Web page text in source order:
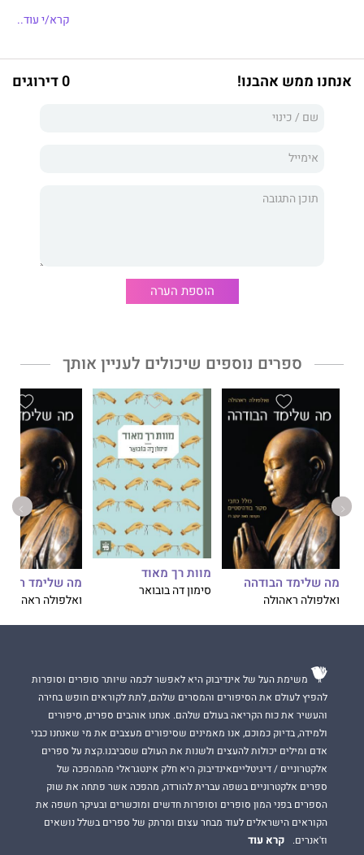
האדם. היא קטנה וידידותית ועליה לצאת למסע מסוכן ומאתגר.
להפר חוקים ולהיחלץ לעזרתה של בת האויב?
הרפתקה מותחת, משעשעת ומרגשת על חברות, על חֶברה ועל מה
שביניהם.
לי בייקון הוא סופר נוער אמריקני, מחבר סדרת רבי המכר ג'ושוע דרד.
"בייקון בוחן מסרים של חברות, של סובלנות ושל שיתוף פעולה
בהומור מעודן. המתח והפעולה עולים דרגה ככל שהקבוצה מתקדמת
במרוץ נגד הזמן ונתקלת באיומים בלתי צפויים." בוקליסט
קרא/י עוד..
אנחנו ממש אהבנו! 0 דירוגים
הוספת הערה
ספרים נוספים שיכולים לעניין אותך
מה שלימד הבודהה
ואלפולה ראהולה
מוות רך מאוד
סימון דה בובואר מה שלימד
ואלפולה ראהולה
משימת העל של אינדיבוק היא לאפשר לכמה שיותר סופרים וסופרות
להפיץ לעולם את הסיפורים והמסרים שלהם, לתת לקוראים חופש בחירה
והעשיר את כוח הקריאה בעולם שלהם. אנחנו אוהבים ספרים, סיפורים
ולמידה, בדיוק כמוכם, אנו מאמינים שסיפורים מעצבים את מי שאנחנו כבני
אדם ומילים יכולות להעצים ולשנות את העולם שסביבנו.קצת על ספרים
אלקטרוניים / דיגיטלייםאינדיבוק היא חלק אינטגראלי מהמהפכה של
ספרים אלקטרוניים בשפה עברית להורדה, מהפכה אשר פתחה את שוק
הספרים בפני המון סופרים וסופרות חדשים ומוכשרים ובעיקר חשפה את
הקוראים הישראלים לעוד מבחר עצום ומרתק של ספרים בשלל נושאים
וז'אנרים.
קרא עוד